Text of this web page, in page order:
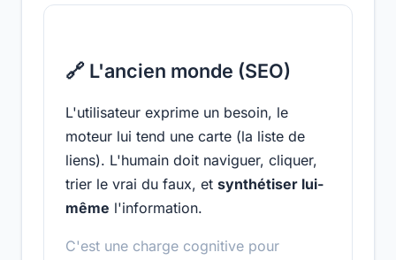
🔗 L'ancien monde (SEO)
L'utilisateur exprime un besoin, le
moteur lui tend une carte (la liste de
liens). L'humain doit naviguer, cliquer,
trier le vrai du faux, et synthétiser lui-
même l'information.
C'est une charge cognitive pour